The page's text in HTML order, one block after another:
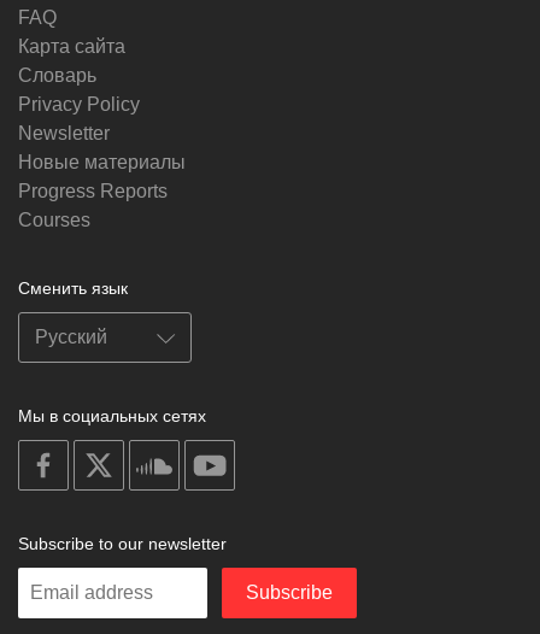
FAQ
Карта сайта
Словарь
Privacy Policy
Newsletter
Новые материалы
Progress Reports
Courses
Сменить язык
Мы в социальных сетях
on
facebook
soundcloud
Subscribe to our newsletter
Enter
Subscribe